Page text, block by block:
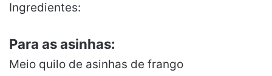
Ingredientes:
Para as asinhas:
Meio quilo de asinhas de frango